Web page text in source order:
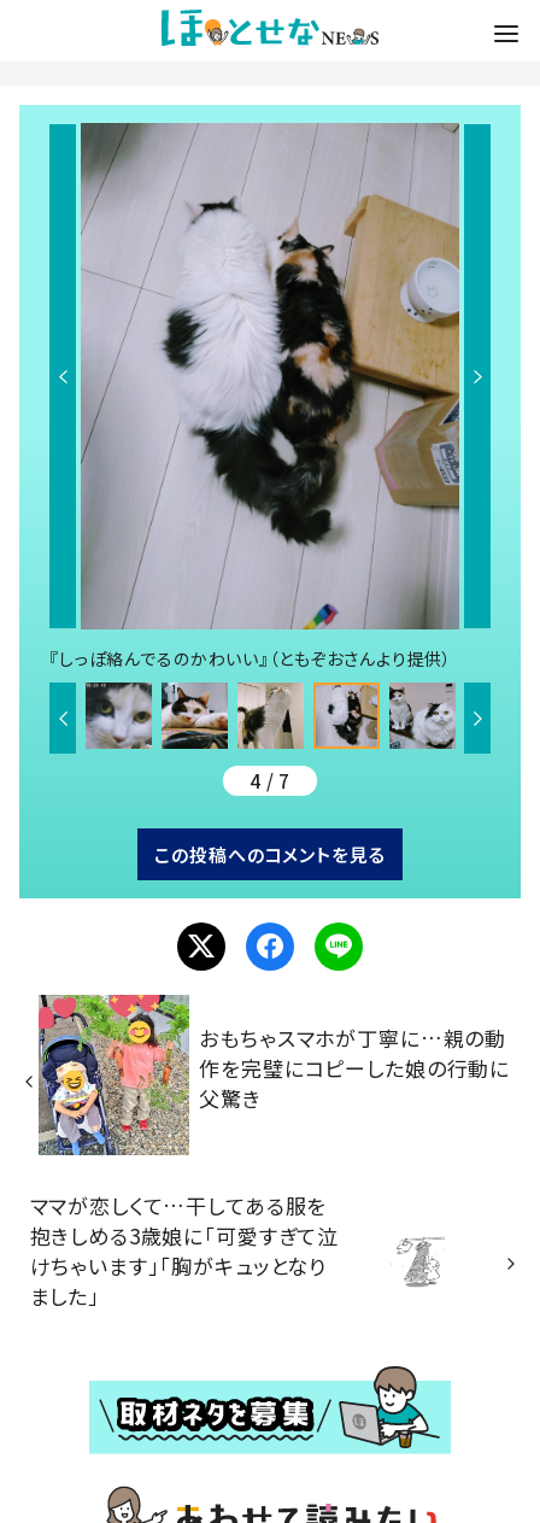
『しっぽ絡んでるのかわいい』（ともぞおさんより提供）
4 / 7
この投稿へのコメントを見る
おもちゃスマホが丁寧に…親の動
作を完璧にコピーした娘の行動に
父驚き
ママが恋しくて…干してある服を
抱きしめる3歳娘に「可愛すぎて泣
けちゃいます」「胸がキュッとなり
ました」